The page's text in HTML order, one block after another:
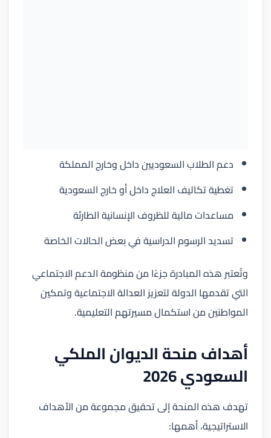
دعم الطلاب السعوديين داخل وخارج المملكة
تغطية تكاليف العلاج داخل أو خارج السعودية
مساعدات مالية للظروف الإنسانية الطارئة
تسديد الرسوم الدراسية في بعض الحالات الخاصة
وتُعتبر هذه المبادرة جزءًا من منظومة الدعم الاجتماعي
التي تقدمها الدولة لتعزيز العدالة الاجتماعية وتمكين
المواطنين من استكمال مسيرتهم التعليمية.
أهداف منحة الديوان الملكي
السعودي 2026
تهدف هذه المنحة إلى تحقيق مجموعة من الأهداف
الاستراتيجية، أهمها: